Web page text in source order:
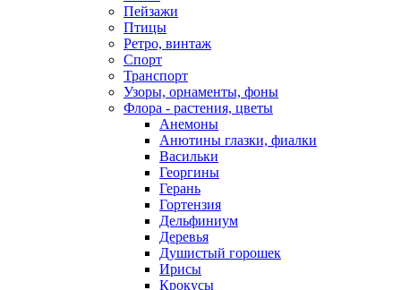
Пейзажи
Птицы
Ретро, винтаж
Спорт
Транспорт
Узоры, орнаменты, фоны
Флора - растения, цветы
Анемоны
Анютины глазки, фиалки
Васильки
Георгины
Герань
Гортензия
Дельфиниум
Деревья
Душистый горошек
Ирисы
Крокусы